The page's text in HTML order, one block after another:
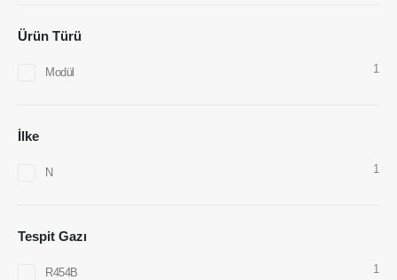
Ürün Türü
Modül 1
İlke
N 1
Tespit Gazı
R454B 1
Televizyon